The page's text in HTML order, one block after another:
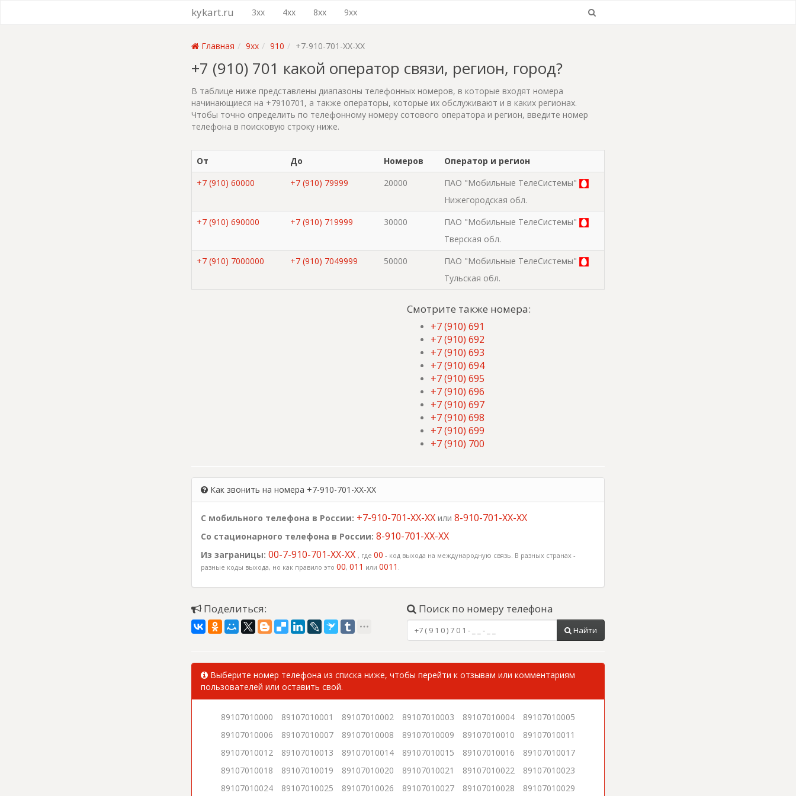
kykart.ru 3xx 4xx 8xx 9xx
Главная 9xx 910 +7-910-701-XX-XX
+7 (910) 701 какой оператор связи, регион, город?
В таблице ниже представлены диапазоны телефонных номеров, в которые входят номера
начинающиеся на +7910701, а также операторы, которые их обслуживают и в каких регионах.
Чтобы точно определить по телефонному номеру сотового оператора и регион, введите номер
телефона в поисковую строку ниже.
От До Номеров
Оператор и регион
+7 (910) 60000
+7 (910) 79999 20000
ПАО "Мобильные ТелеСистемы"
Нижегородская обл.
+7 (910) 690000
+7 (910) 719999 30000
ПАО "Мобильные ТелеСистемы"
Тверская обл.
+7 (910) 7000000
+7 (910) 7049999 50000
ПАО "Мобильные ТелеСистемы"
Тульская обл.
Смотрите также номера:
+7 (910) 691
+7 (910) 692
+7 (910) 693
+7 (910) 694
+7 (910) 695
+7 (910) 696
+7 (910) 697
+7 (910) 698
+7 (910) 699
+7 (910) 700
Как звонить на номера +7-910-701-XX-XX
С мобильного телефона в России: +7-910-701-XX-XX или 8-910-701-XX-XX
Со стационарного телефона в России: 8-910-701-XX-XX
Из заграницы: 00-7-910-701-XX-XX , где 00 - код выхода на международную связь. В разных странах -
разные коды выхода, но как правило это 00, 011 или 0011 .
Поделиться: Поиск по номеру телефона
Найти
Выберите номер телефона из списка ниже, чтобы перейти к отзывам или комментариям
пользователей или оставить свой.
89107010000 89107010001 89107010002 89107010003 89107010004
89107010005
89107010006
89107010007 89107010008 89107010009 89107010010
89107010011
89107010012
89107010013 89107010014 89107010015 89107010016
89107010017
89107010018
89107010019 89107010020 89107010021 89107010022
89107010023
89107010024
89107010025 89107010026 89107010027 89107010028 89107010029